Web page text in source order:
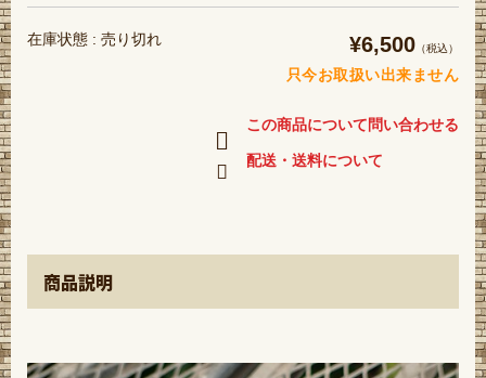
在庫状態 : 売り切れ ¥6,500 （税込）
只今お取扱い出来ません
この商品について問い合わせる
配送・送料について
商品説明